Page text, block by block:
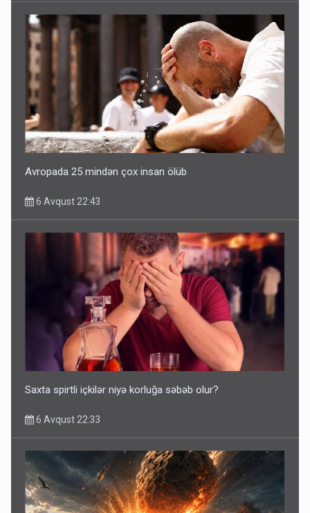
Avropada 25 mindən çox insan ölüb
6 Avqust 22:43
Saxta spirtli içkilər niyə korluğa səbəb olur?
6 Avqust 22:33